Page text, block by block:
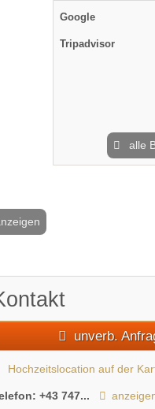
Google
Tripadvisor
alle
unverb.
Hochzeitslocation auf der
+43 747...